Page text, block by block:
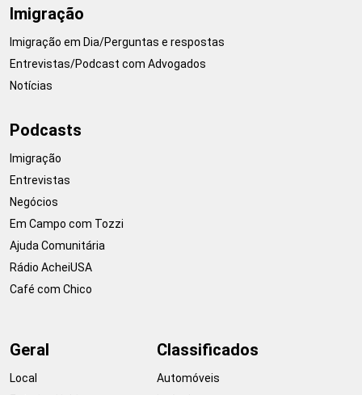
Imigração
Imigração em Dia/Perguntas e respostas
Entrevistas/Podcast com Advogados
Notícias
Podcasts
Imigração
Entrevistas
Negócios
Em Campo com Tozzi
Ajuda Comunitária
Rádio AcheiUSA
Café com Chico
Geral
Local
Classificados
Automóveis